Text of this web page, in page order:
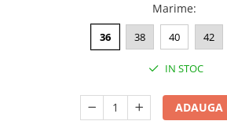
Marime:
36 38 40 42
IN STOC
ADAUGA